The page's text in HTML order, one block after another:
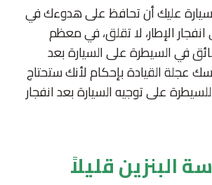
عليك أن تحافظ على هدوءك في
الإطار، لا تقلق، في معظم
في السيطرة على السيارة بعد
عجلة القيادة بإحكام لأنك ستحتاج
على توجيه السيارة بعد انفجار
البنزين قليلاً